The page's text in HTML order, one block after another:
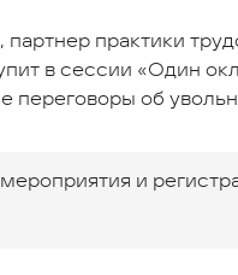
практики
в сессии «Один
переговоры об
и